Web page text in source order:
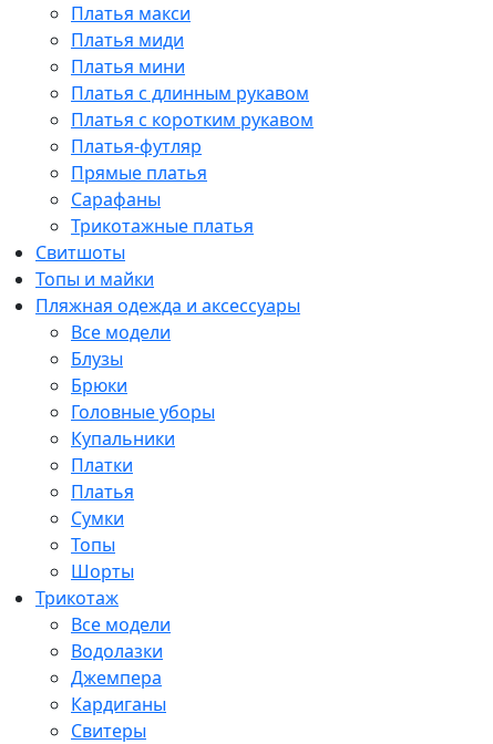
Платья макси
Платья миди
Платья мини
Платья с длинным рукавом
Платья с коротким рукавом
Платья-футляр
Прямые платья
Сарафаны
Трикотажные платья
Свитшоты
Топы и майки
Пляжная одежда и аксессуары
Все модели
Блузы
Брюки
Головные уборы
Купальники
Платки
Платья
Сумки
Топы
Шорты
Трикотаж
Все модели
Водолазки
Джемпера
Кардиганы
Свитеры